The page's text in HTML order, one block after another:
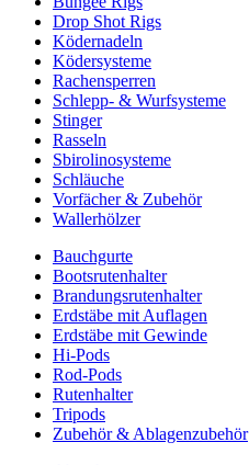
Drop Shot Rigs
Ködernadeln
Ködersysteme
Rachensperren
Schlepp- & Wurfsysteme
Stinger
Rasseln
Sbirolinosysteme
Schläuche
Vorfächer & Zubehör
Wallerhölzer
Bauchgurte
Bootsrutenhalter
Brandungsrutenhalter
Erdstäbe mit Auflagen
Erdstäbe mit Gewinde
Hi-Pods
Rod-Pods
Rutenhalter
Tripods
Zubehör & Ablagenzubehör